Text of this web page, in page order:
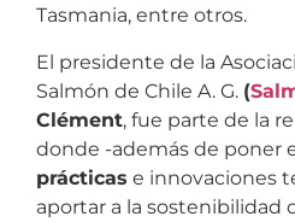
Tasmania, entre otros.
El presidente de la
Salmón de Chile A. G. (
Clément, fue parte de la
donde -además de poner
prácticas e innovaciones
aportar a la sostenibilidad